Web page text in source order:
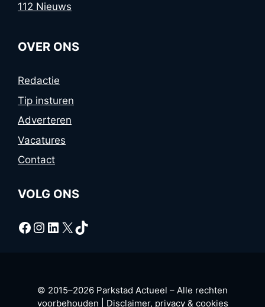
112 Nieuws
OVER ONS
Redactie
Tip insturen
Adverteren
Vacatures
Contact
VOLG ONS
Facebook
Instagram
LinkedIn
X TikTok
© 2015–2026 Parkstad Actueel – Alle rechten
voorbehouden | Disclaimer, privacy & cookies